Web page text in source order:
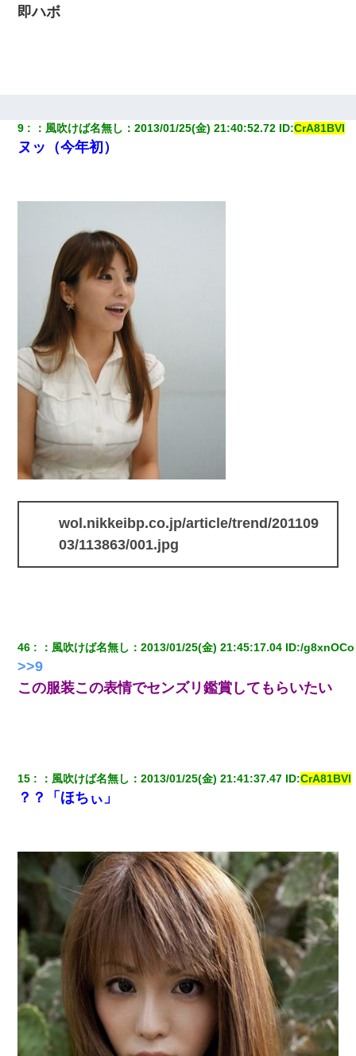
ワイアラサー主婦、昨晩久しぶりに夫と致した結果ｗｗｗｗｗ
の親会社の経営者の息子さんだったので、父も喜んで私の写真を
彼にプロポーズされたんだけど、実は資産家だと知って婚約破棄
した。B子「A男くんと別れたって本当？私が付き合ってもい
男だけどリベンジポノレノの被害者になって未だに人生が立ち直
せない
私「結婚やめるわ」 婚約者「え？なんでなんで？」 → 放置した
結果…｜生活｜ワロタあんてな
わい(42)渋谷の夜のサービスで19の女の子にゴックンさせた結果
ｗｗｗｗｗｗｗｗ
妊娠中に「おいこのブタ女！てめー席譲れ！」と絡まれ腹を殴る
旦那の元嫁「離婚したとはいえ、私が本来の妻。許可なく結婚す
るなんてどういう神経してるの？離婚届を記入して持って来い」
→笑いが止まらなくなり・・・
【衝撃】ヤンキー女に「サせて」って言った結果
隣の部屋の住民の母親、オートロックを突破してマンションに入
り込んできたみたいで、ずっとドアの前で喚いてて滅茶苦茶うる
（あまりにも希望通り）
【まぬけ】夫「離婚だ！」私「わかった。で？」夫「慰謝料
だ！」私「いいけど弁護士通して。私も請求する」夫「」
妻が亡くなったんだけど正直ガチで嬉しい
子供の頃、母の弟にイタズラされてて中学に入ってから関係を持
ってしまった。拒絶したら「全部バラしてやる」と脅迫されたの
で両親に全部話した。
32歳ワイ、34歳の可愛い女と付き合うも現実を知ってしまい無事
死亡・・・
即ハボ
9 ： 風吹けば名無し ：2013/01/25(金) 21:40:52.72 ID:CrA81BVl
ヌッ（今年初）
wol.nikkeibp.co.jp/article/trend/201109
03/113863/001.jpg
46 ： 風吹けば名無し ：2013/01/25(金) 21:45:17.04 ID:/g8xnOCo
>>9
この服装この表情でセンズリ鑑賞してもらいたい
15 ： 風吹けば名無し ：2013/01/25(金) 21:41:37.47 ID:CrA81BVl
？？「ほちぃ」